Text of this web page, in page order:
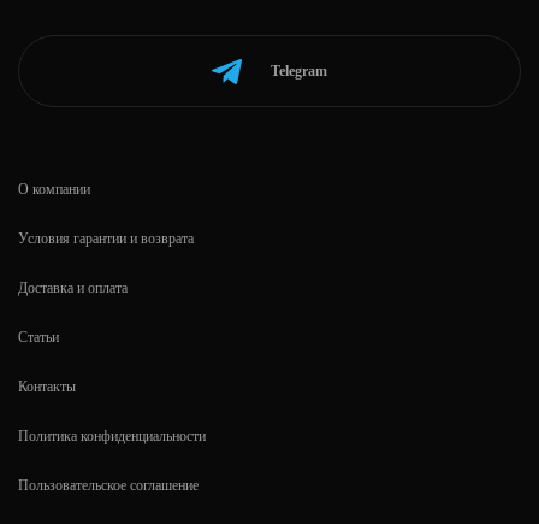
Telegram
О компании
Условия гарантии и возврата
Доставка и оплата
Статьи
Контакты
Политика конфиденциальности
Пользовательское соглашение